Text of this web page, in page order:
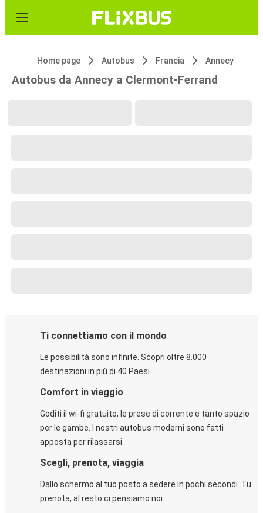
Home page Autobus Francia Annecy
Autobus da Annecy a Clermont-Ferrand
Ti connettiamo con il mondo
Le possibilità sono infinite. Scopri oltre 8.000
destinazioni in più di 40 Paesi.
Comfort in viaggio
Goditi il wi-fi gratuito, le prese di corrente e tanto spazio
per le gambe. I nostri autobus moderni sono fatti
apposta per rilassarsi.
Scegli, prenota, viaggia
Dallo schermo al tuo posto a sedere in pochi secondi. Tu
prenota, al resto ci pensiamo noi.